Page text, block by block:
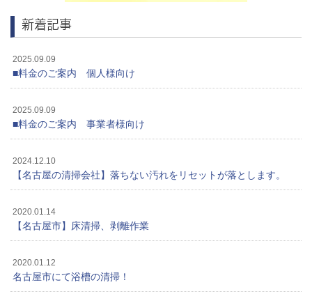
新着記事
2025.09.09
■料金のご案内 個人様向け
2025.09.09
■料金のご案内 事業者様向け
2024.12.10
【名古屋の清掃会社】落ちない汚れをリセットが落とします。
2020.01.14
【名古屋市】床清掃、剥離作業
2020.01.12
名古屋市にて浴槽の清掃！